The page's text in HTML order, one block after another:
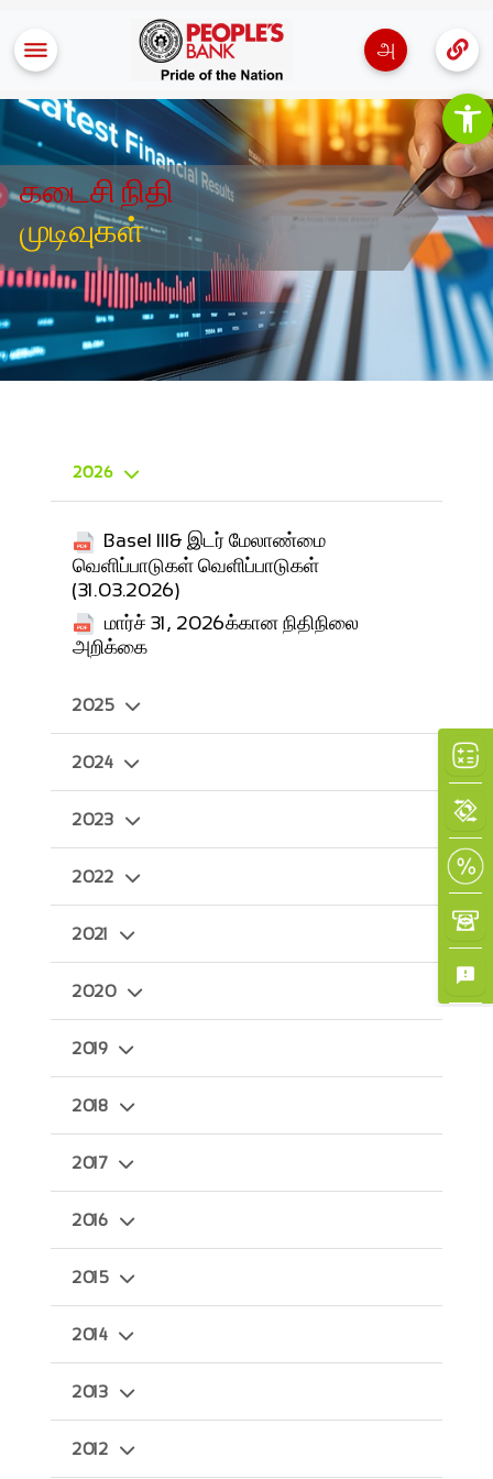
அ
கடைசி நிதி
முடிவுகள்
2026
Basel III& இடர் மேலாண்மை
வெளிப்பாடுகள் வெளிப்பாடுகள்
(31.03.2026)
மார்ச் 31, 2026க்கான நிதிநிலை
அறிக்கை
2025
2024
2023
2022
2021
2020
2019
2018
2017
2016
2015
2014
2013
2012